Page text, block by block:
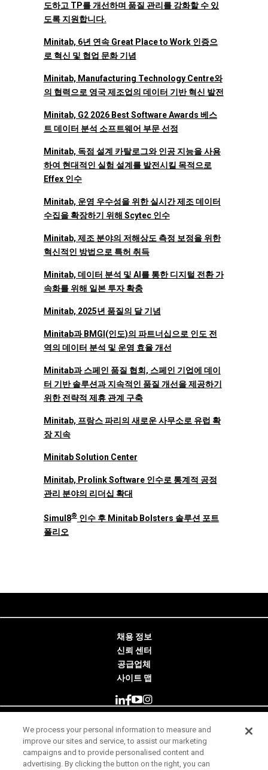
도하고 TP를 개선하며 품질 관리를 강화할 수 있
도록 지원합니다.
Minitab, 6년 연속 Great Place to Work 인증으
로 혁신 및 협업 문화 기념
Minitab, Manufacturing Technology Centre와
의 협력으로 영국 제조업의 데이터 기반 혁신 발전
Minitab, G2 2026 Best Software Awards 베스
트 데이터 분석 소프트웨어 부문 선정
Minitab, 독점 설계 카탈로그와 인공 지능을 사용
하여 현대적인 실험 설계를 발전시킬 목적으로
Effex 인수
Minitab, 운영 우수성을 위한 실시간 제조 데이터
수집을 확장하기 위해 Scytec 인수
Minitab, 제조 분야의 저해상도 측정 보정을 위한
혁신적인 방법으로 특허 취득
Minitab, 데이터 분석 및 AI를 통한 디지털 전환 가
속화를 위해 일본 투자 확충
Minitab, 2025년 품질의 달 기념
Minitab과 BMGI(인도)의 파트너십으로 인도 전
역의 데이터 분석 및 운영 효율 개선
Minitab과 스페인 품질 협회, 스페인 기업에 데이
터 기반 솔루션과 지속적인 품질 개선을 제공하기
위한 전략적 제휴 관계 구축
Minitab, 프랑스 파리의 새로운 사무소로 유럽 확
장 지속
Minitab Solution Center
Minitab, Prolink Software 인수로 통계적 공정
관리 분야의 리더십 확대
Simul8®인수 후 Minitab Bolsters 솔루션 포트
폴리오
채용 정보
신뢰 센터
공급업체
사이트 맵
© 2026 Minitab, LLC. All Rights Reserved.
사용 약관
We process your personal information to measure and
improve our sites and service, to assist our marketing
campaigns and to provide personalised content and
advertising. By clicking the button on the right, you can